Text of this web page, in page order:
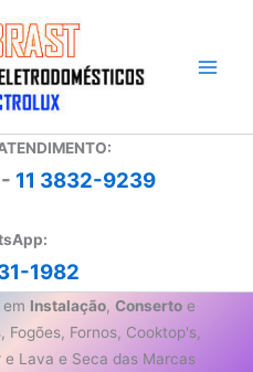
- 11 3832-9239
1982
em Instalação, Consertoe
Fogões, Fornos, Cooktop's,
Lava e Seca das Marcas